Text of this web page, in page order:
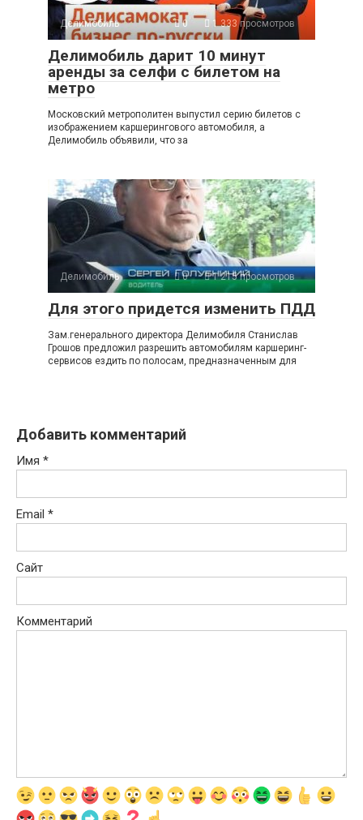
Делимобиль 0 1 333 просмотров
Делимобиль дарит 10 минут
аренды за селфи с билетом на
метро
Московский метрополитен выпустил серию билетов с
изображением каршерингового автомобиля, а
Делимобиль объявили, что за
Делимобиль 0 1 215 просмотров
Для этого придется изменить ПДД
Зам.генерального директора Делимобиля Станислав
Грошов предложил разрешить автомобилям каршеринг-
сервисов ездить по полосам, предназначенным для
Добавить комментарий
Имя *
Email *
Сайт
Комментарий